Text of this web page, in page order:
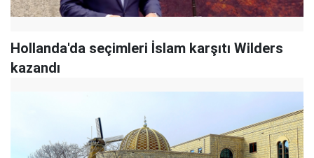
Hollanda'da seçimleri İslam karşıtı Wilders
kazandı